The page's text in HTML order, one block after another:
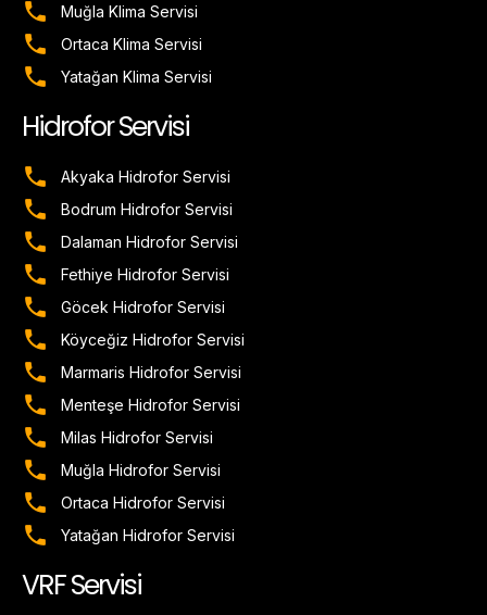
Muğla Klima Servisi
Ortaca Klima Servisi
Yatağan Klima Servisi
Hidrofor Servisi
Akyaka Hidrofor Servisi
Bodrum Hidrofor Servisi
Dalaman Hidrofor Servisi
Fethiye Hidrofor Servisi
Göcek Hidrofor Servisi
Köyceğiz Hidrofor Servisi
Marmaris Hidrofor Servisi
Menteşe Hidrofor Servisi
Milas Hidrofor Servisi
Muğla Hidrofor Servisi
Ortaca Hidrofor Servisi
Yatağan Hidrofor Servisi
VRF Servisi